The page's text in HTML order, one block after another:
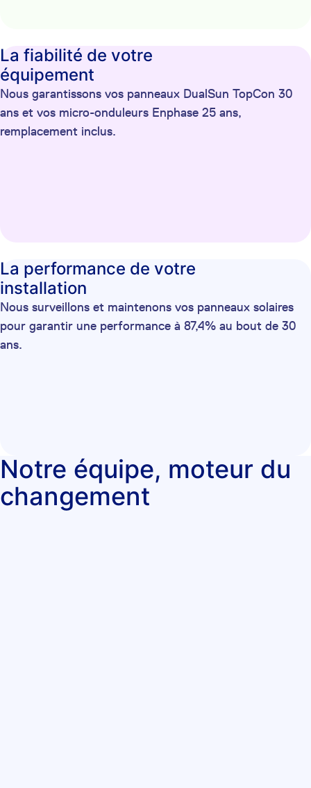
La fiabilité de votre
équipement
Nous garantissons vos panneaux DualSun TopCon 30
ans et vos micro-onduleurs Enphase 25 ans,
remplacement inclus.
La performance de votre
installation
Nous surveillons et maintenons vos panneaux solaires
pour garantir une performance à 87,4% au bout de 30
ans.
Notre équipe, moteur du
changement